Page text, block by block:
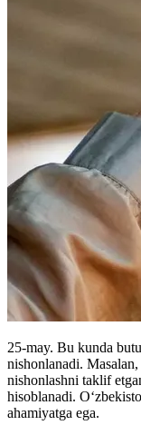
25-may. Bu kunda
nishonlanadi.
nishonlashni taklif
hisoblanadi.
ahamiyatga ega.